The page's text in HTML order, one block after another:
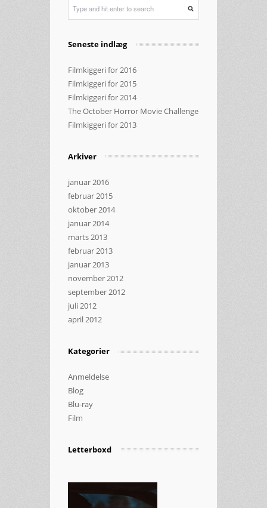
Seneste indlæg
Filmkiggeri for 2016
Filmkiggeri for 2015
Filmkiggeri for 2014
The October Horror Movie Challenge
Filmkiggeri for 2013
Arkiver
januar 2016
februar 2015
oktober 2014
januar 2014
marts 2013
februar 2013
januar 2013
november 2012
september 2012
juli 2012
april 2012
Kategorier
Anmeldelse
Blog
Blu-ray
Film
Letterboxd